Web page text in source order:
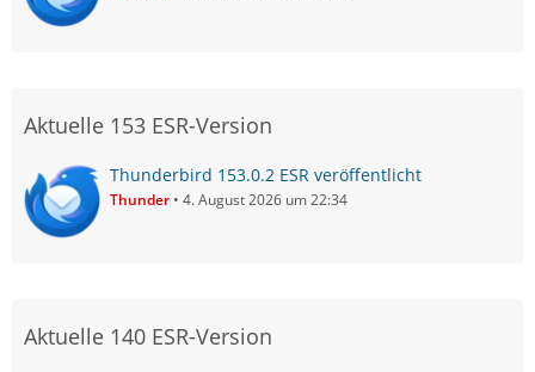
Aktuelle 153 ESR-Version
Thunderbird 153.0.2 ESR veröffentlicht
Thunder 4. August 2026 um 22:34
Aktuelle 140 ESR-Version